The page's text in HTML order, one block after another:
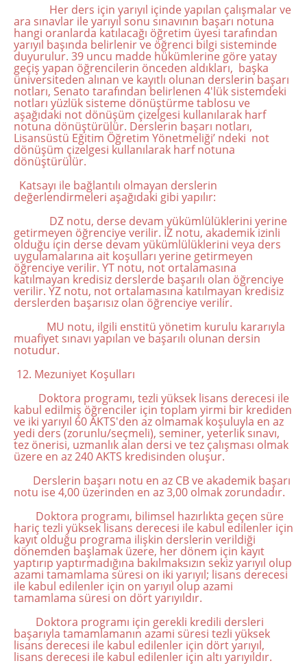
Her ders için yarıyıl içinde yapılan çalışmalar ve
ara sınavlar ile yarıyıl sonu sınavının başarı notuna
hangi oranlarda katılacağı öğretim üyesi tarafından
yarıyıl başında belirlenir ve öğrenci bilgi sisteminde
duyurulur. 39 uncu madde hükümlerine göre yatay
geçiş yapan öğrencilerin önceden aldıkları, başka
üniversiteden alınan ve kayıtlı olunan derslerin başarı
notları, Senato tarafından belirlenen 4'lük sistemdeki
notları yüzlük sisteme dönüştürme tablosu ve
aşağıdaki not dönüşüm çizelgesi kullanılarak harf
notuna dönüştürülür. Derslerin başarı notları,
Lisansüstü Eğitim Öğretim Yönetmeliği’ ndeki not
dönüşüm çizelgesi kullanılarak harf notuna
dönüştürülür.
Katsayı ile bağlantılı olmayan derslerin
değerlendirmeleri aşağıdaki gibi yapılır:
DZ notu, derse devam yükümlülüklerini yerine
getirmeyen öğrenciye verilir. İZ notu, akademik izinli
olduğu için derse devam yükümlülüklerini veya ders
uygulamalarına ait koşulları yerine getirmeyen
öğrenciye verilir. YT notu, not ortalamasına
katılmayan kredisiz derslerde başarılı olan öğrenciye
verilir. YZ notu, not ortalamasına katılmayan kredisiz
derslerden başarısız olan öğrenciye verilir.
MU notu, ilgili enstitü yönetim kurulu kararıyla
muafiyet sınavı yapılan ve başarılı olunan dersin
notudur.
12. Mezuniyet Koşulları
Doktora programı, tezli yüksek lisans derecesi ile
kabul edilmiş öğrenciler için toplam yirmi bir krediden
ve iki yarıyıl 60 AKTS'den az olmamak koşuluyla en az
yedi ders (zorunlu/seçmeli), seminer, yeterlik sınavı,
tez önerisi, uzmanlık alan dersi ve tez çalışması olmak
üzere en az 240 AKTS kredisinden oluşur.
Derslerin başarı notu en az CB ve akademik başarı
notu ise 4,00 üzerinden en az 3,00 olmak zorundadır.
Doktora programı, bilimsel hazırlıkta geçen süre
hariç tezli yüksek lisans derecesi ile kabul edilenler için
kayıt olduğu programa ilişkin derslerin verildiği
dönemden başlamak üzere, her dönem için kayıt
yaptırıp yaptırmadığına bakılmaksızın sekiz yarıyıl olup
azami tamamlama süresi on iki yarıyıl; lisans derecesi
ile kabul edilenler için on yarıyıl olup azami
tamamlama süresi on dört yarıyıldır.
Doktora programı için gerekli kredili dersleri
başarıyla tamamlamanın azami süresi tezli yüksek
lisans derecesi ile kabul edilenler için dört yarıyıl,
lisans derecesi ile kabul edilenler için altı yarıyıldır.